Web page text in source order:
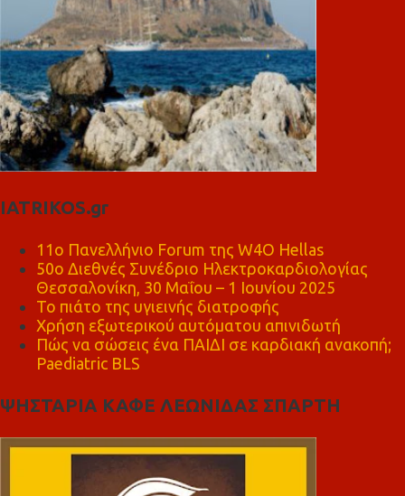
IATRIKOS.gr
11ο Πανελλήνιο Forum της W4O Hellas
50ο Διεθνές Συνέδριο Ηλεκτροκαρδιολογίας
Θεσσαλονίκη, 30 Μαΐου – 1 Ιουνίου 2025
Το πιάτο της υγιεινής διατροφής
Χρήση εξωτερικού αυτόματου απινιδωτή
Πώς να σώσεις ένα ΠΑΙΔΙ σε καρδιακή ανακοπή;
Paediatric BLS
ΨΗΣΤΑΡΙΑ ΚΑΦΕ ΛΕΩΝΙΔΑΣ ΣΠΑΡΤΗ